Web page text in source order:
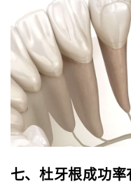
七、杜牙根成功